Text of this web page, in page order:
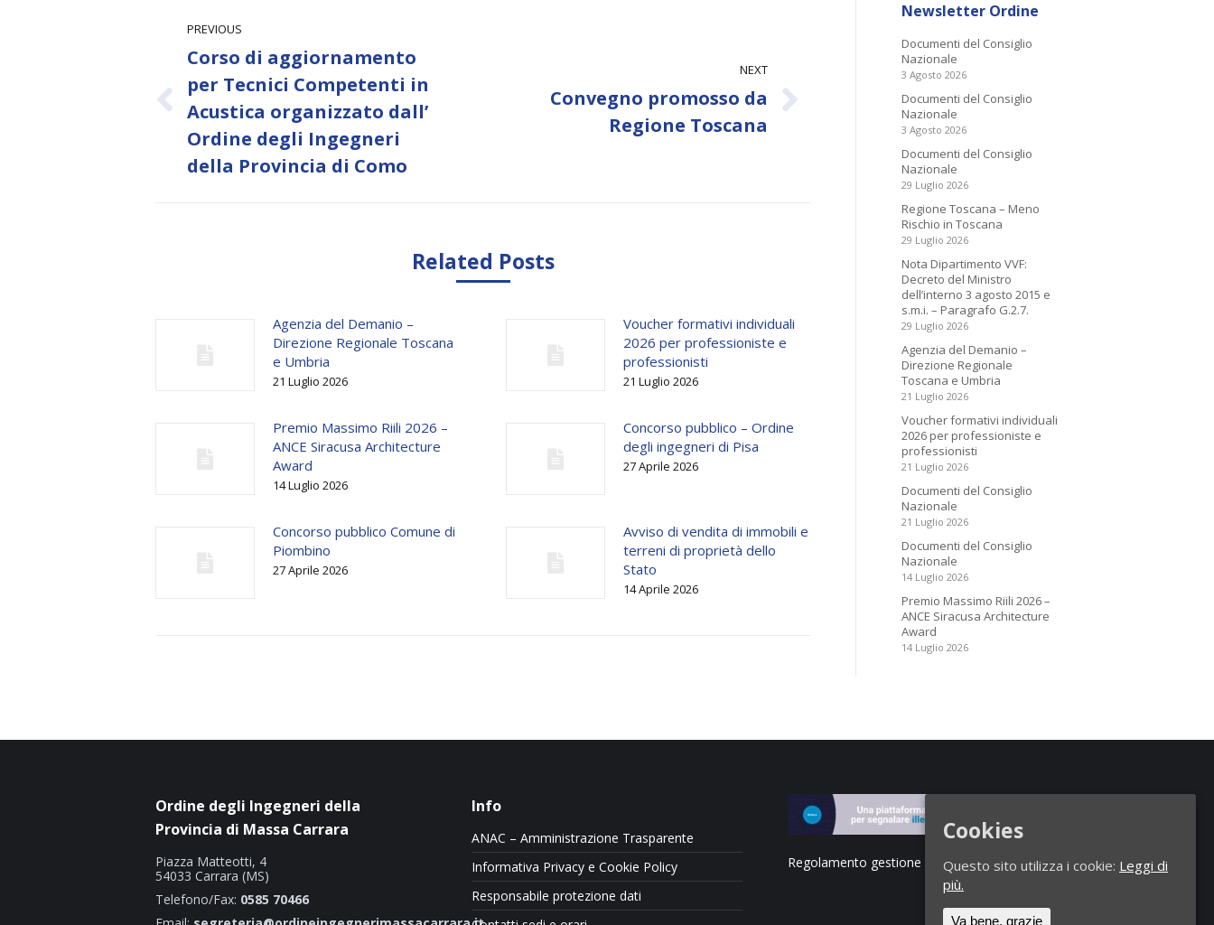
navigation
PREVIOUS
Previous
Corso di aggiornamento
per Tecnici Competenti in
Acustica organizzato dall’
Ordine degli Ingegneri
della Provincia di Como
NEXT
Convegno promosso da
Regione Toscana
Related Posts
Agenzia del Demanio –
Direzione Regionale Toscana
e Umbria
21 Luglio 2026
Voucher formativi individuali
2026 per professioniste e
professionisti
21 Luglio 2026
Premio Massimo Riili 2026 –
ANCE Siracusa Architecture
Award
14 Luglio 2026
Concorso pubblico – Ordine
degli ingegneri di Pisa
27 Aprile 2026
Concorso pubblico Comune di
Piombino
27 Aprile 2026
Avviso di vendita di immobili e
terreni di proprietà dello
Stato
14 Aprile 2026
Newsletter Ordine
Documenti del Consiglio
Nazionale
3 Agosto 2026
Documenti del Consiglio
Nazionale
3 Agosto 2026
Documenti del Consiglio
Nazionale
29 Luglio 2026
Regione Toscana – Meno
Rischio in Toscana
29 Luglio 2026
Nota Dipartimento VVF:
Decreto del Ministro
dell’interno 3 agosto 2015 e
s.m.i. – Paragrafo G.2.7.
29 Luglio 2026
Agenzia del Demanio –
Direzione Regionale
Toscana e Umbria
21 Luglio 2026
Voucher formativi individuali
2026 per professioniste e
professionisti
21 Luglio 2026
Documenti del Consiglio
Nazionale
21 Luglio 2026
Documenti del Consiglio
Nazionale
14 Luglio 2026
Premio Massimo Riili 2026 –
ANCE Siracusa Architecture
Award
14 Luglio 2026
Ordine degli Ingegneri della
Provincia di Massa Carrara
Piazza Matteotti, 4
54033 Carrara (MS)
Telefono/Fax: 0585 70466
Info
ANAC – Amministrazione Trasparente
Informativa Privacy e Cookie Policy
Responsabile protezione dati
Regolamento gestione segnalazioni di illeciti
Cookies
Questo sito utilizza i cookie: Leggi di
più.
Va bene, grazie